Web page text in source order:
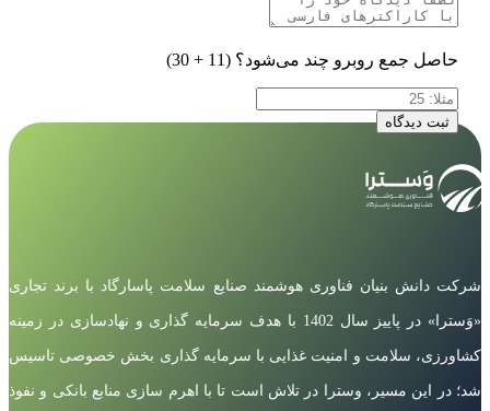
حاصل جمع روبرو چند می‌شود؟ (11 + 30)
ثبت دیدگاه
شرکت دانش بنیان فناوری هوشمند صنایع سلامت پاسارگاد با برند تجاری
«وَسترا» در پاییز سال 1402 با هدف سرمایه گذاری و نهادسازی در زمینه
کشاورزی، سلامت و امنیت غذایی با سرمایه گذاری بخش خصوصی تاسیس
شد؛ در این مسیر، وسترا در تلاش است تا با اهرم سازی منابع بانکی و نفوذ